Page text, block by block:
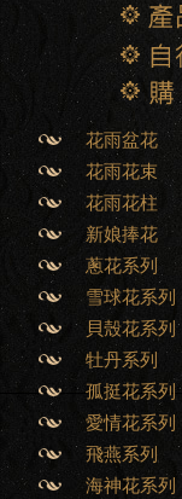
花雨盆花
花雨花束
花雨花柱
新娘捧花
蔥花系列
雪球花系列
貝殼花系列
牡丹系列
孤挺花系列
愛情花系列
飛燕系列
海神花系列